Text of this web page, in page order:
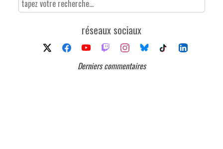
réseaux sociaux
Derniers commentaires